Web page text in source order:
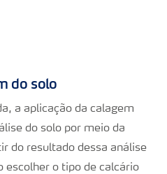
do solo
a aplicação da calagem
do solo por meio da
do resultado dessa análise
escolher o tipo de calcário